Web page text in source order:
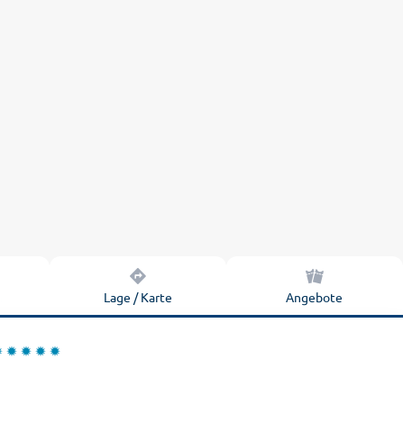
Lage / Karte Angebote